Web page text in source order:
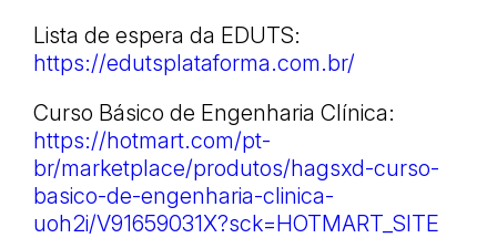
Lista de espera da EDUTS:
https://edutsplataforma.com.br/
Curso Básico de Engenharia Clínica:
https://hotmart.com/pt-
br/marketplace/produtos/hagsxd-curso-
basico-de-engenharia-clinica-
uoh2i/V91659031X?sck=HOTMART_SITE